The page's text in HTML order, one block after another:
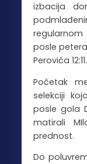
izbacija
regularnom
posle
Perovića 12:11.
Početak
selekciji
posle gola
matirali
prednost.
Do